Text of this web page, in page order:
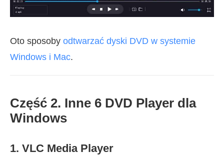
Oto sposoby odtwarzać dyski DVD w systemie
Windows i Mac.
Część 2. Inne 6 DVD Player dla
Windows
1. VLC Media Player